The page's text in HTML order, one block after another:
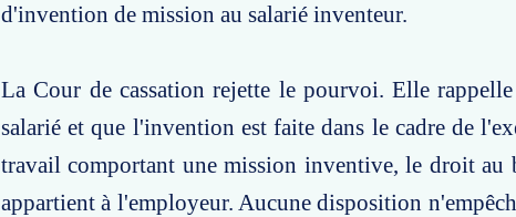
d'invention de mission au salarié inventeur.
La Cour de cassation rejette le pourvoi. Elle
salarié et que l'invention est faite dans le cadre de
travail comportant une mission inventive, le droit au
appartient à l'employeur. Aucune disposition